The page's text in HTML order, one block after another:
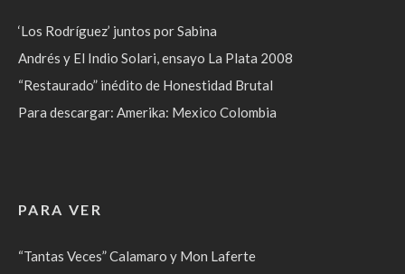
‘Los Rodríguez’ juntos por Sabina
Andrés y El Indio Solari, ensayo La Plata 2008
“Restaurado” inédito de Honestidad Brutal
Para descargar: Amerika: Mexico Colombia
PARA VER
“Tantas Veces” Calamaro y Mon Laferte